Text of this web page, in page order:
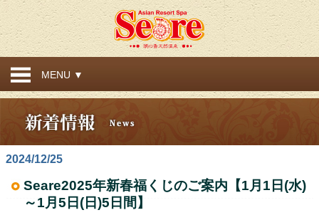
MENU ▼
2024/12/25
Seare2025年新春福くじのご案内【1月1日(水)
～1月5日(日)5日間】